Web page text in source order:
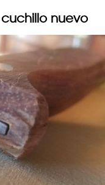
nuevo